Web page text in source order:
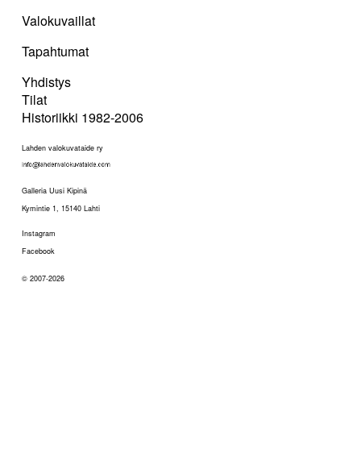
Valokuvaillat
Tapahtumat
Yhdistys
Tilat
Historiikki 1982-2006
Lahden valokuvataide ry
Galleria Uusi Kipinä
Kymintie 1, 15140 Lahti
Instagram
Facebook
© 2007-2026